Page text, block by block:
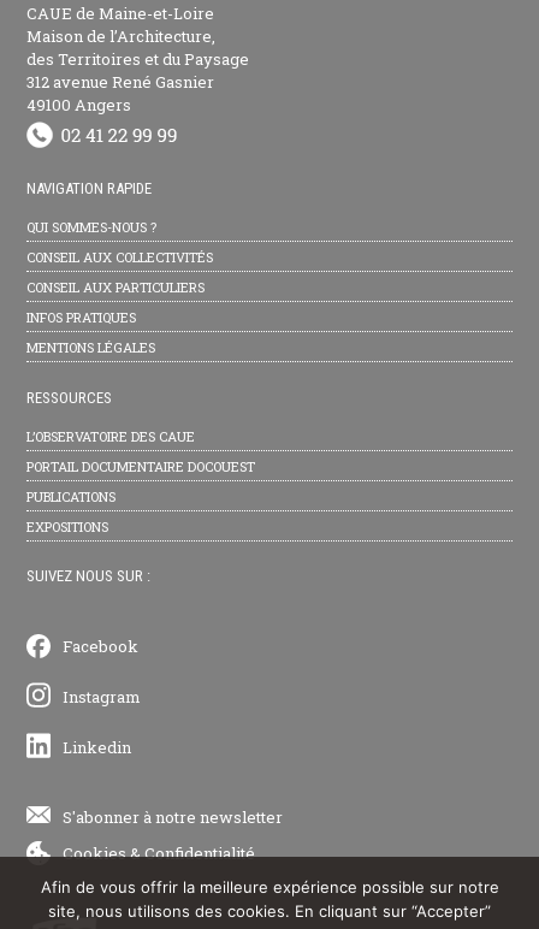
CAUE de Maine-et-Loire
Maison de l’Architecture,
des Territoires et du Paysage
312 avenue René Gasnier
49100 Angers
NAVIGATION RAPIDE
QUI SOMMES-NOUS ?
CONSEIL AUX COLLECTIVITÉS
CONSEIL AUX PARTICULIERS
INFOS PRATIQUES
MENTIONS LÉGALES
RESSOURCES
L’OBSERVATOIRE DES CAUE
PORTAIL DOCUMENTAIRE DOCOUEST
PUBLICATIONS
EXPOSITIONS
SUIVEZ NOUS SUR :
Facebook
Instagram
Linkedin
S'abonner à notre newsletter
Cookies&Confidentialité
Afin de vous offrir la meilleure expérience possible sur notre
site, nous utilisons des cookies. En cliquant sur “Accepter”